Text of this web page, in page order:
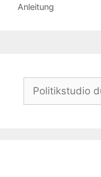
Anleitung
Suchen